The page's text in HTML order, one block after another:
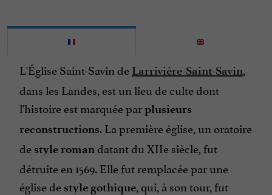
L'Église Saint-Savin de Larrivière-Saint-Savin,
dans les Landes, est un lieu de culte dont
l'histoire est marquée parplusieurs
reconstructions. La première église, un oratoire
de style romandatant du XIIe siècle, fut
détruite en 1569. Elle fut remplacée par une
église de style gothique, qui, à son tour, fut